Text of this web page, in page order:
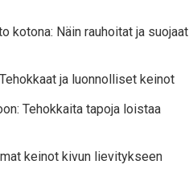
kotona: Näin rauhoitat ja suojaat
ja luonnolliset keinot
Tehokkaita tapoja loistaa
keinot kivun lievitykseen